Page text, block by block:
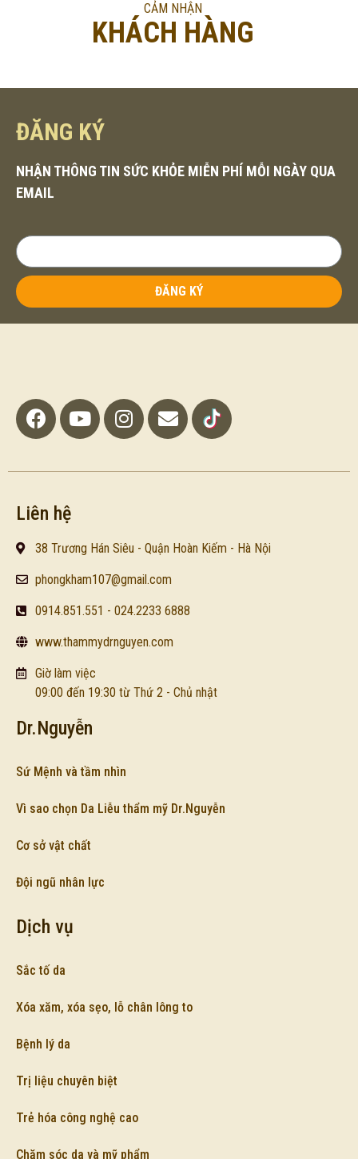
CẢM NHẬN
KHÁCH HÀNG
ĐĂNG KÝ
NHẬN THÔNG TIN SỨC KHỎE MIỄN PHÍ MỖI NGÀY QUA
EMAIL
ĐĂNG KÝ
Liên hệ
38 Trương Hán Siêu - Quận Hoàn Kiếm - Hà Nội
phongkham107@gmail.com
0914.851.551 - 024.2233 6888
www.thammydrnguyen.com
Giờ làm việc
09:00 đến 19:30 từ Thứ 2 - Chủ nhật
Dr.Nguyễn
Sứ Mệnh và tầm nhìn
Vì sao chọn Da Liễu thẩm mỹ Dr.Nguyễn
Cơ sở vật chất
Đội ngũ nhân lực
Dịch vụ
Sắc tố da
Xóa xăm, xóa sẹo, lỗ chân lông to
Bệnh lý da
Trị liệu chuyên biệt
Trẻ hóa công nghệ cao
Chăm sóc da và mỹ phẩm